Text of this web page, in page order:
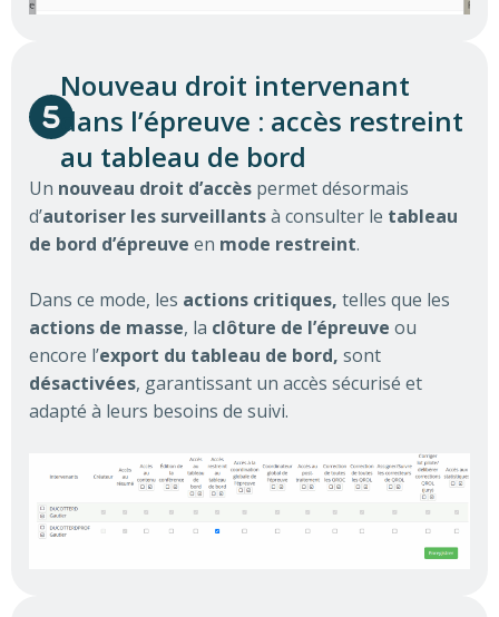
Nouveau droit intervenant
dans l’épreuve : accès restreint
au tableau de bord
Un nouveau droit d’accès permet désormais
d’autoriser les surveillantsà consulter le tableau
de bord d’épreuve en mode restreint.
Dans ce mode, les actions critiques, telles que les
actions de masse, la clôture de l’épreuve ou
encore l’export du tableau de bord, sont
désactivées, garantissant un accès sécurisé et
adapté à leurs besoins de suivi.